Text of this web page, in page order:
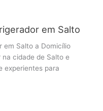
em Salto
em Salto a Domicílio
cidade de Salto e
experientes para